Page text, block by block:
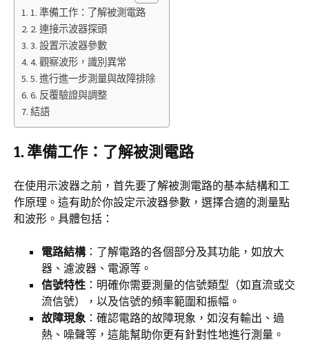
1. 準備工作：了解被測電路
2. 連接示波器探頭
3. 設置示波器參數
4. 觀察波形，識別異常
5. 進行進一步測量與故障排除
6. 反覆驗證與調整
結語
1.準備工作：了解被測電路
在使用示波器之前，首先要了解被測電路的基本結構和工
作原理。這有助於你設定示波器參數，選擇合適的測量點
和波形。具體包括：
電路結構：了解電路的各個部分及其功能，如放大
器、濾波器、電源等。
信號特性 ：明確你需要測量的信號類型（如直流或交
流信號），以及信號的頻率範圍和振幅。
故障現象 ：確認電路的故障現象，如沒有輸出、過
熱、噪聲等，這能幫助你更有針對性地進行測量。